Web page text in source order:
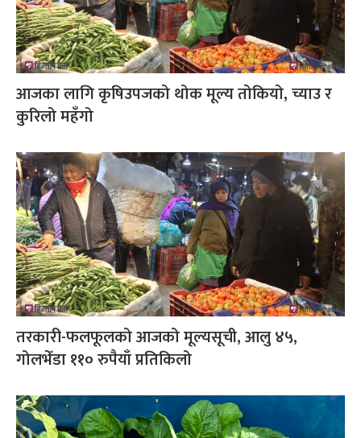
आजका लागि कृषिउपजको थोक मूल्य तोकियो, च्याउ र
कुरिलो महँगो
तरकारी-फलफूलको आजको मूल्यसूची, आलु ४५,
गोलभेँडा ११० रुपैयाँ प्रतिकिलो